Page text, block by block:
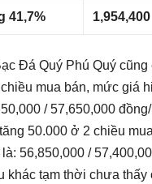
41,7% 1,954,400
Đá Quý Phú Quý cũng
mua bán, mức giá
/57,650,000
50.000 ở 2 chiều
56,850,000 /
khác tạm thời chưa thấy